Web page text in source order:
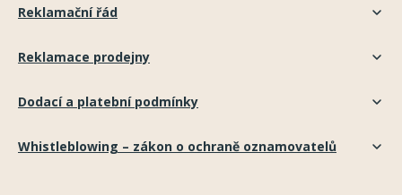
Reklamační řád
Reklamace prodejny
Dodací a platební podmínky
Whistleblowing – zákon o ochraně oznamovatelů